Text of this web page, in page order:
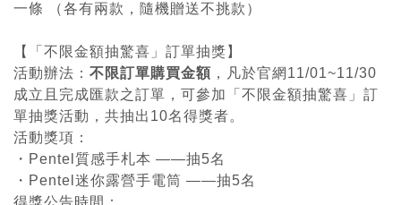
一條 （各有兩款，隨機贈送不挑款）
【「不限金額抽驚喜」訂單抽獎】
活動辦法： 不限訂單購買金額 ，凡於官網11/01~11/30
成立且完成匯款之訂單，可參加「不限金額抽驚喜」訂
單抽獎活動，共抽出10名得獎者。
活動獎項：
・Pentel質感手札本 ——抽5名
・Pentel迷你露營手電筒 ——抽5名
得獎公告時間：